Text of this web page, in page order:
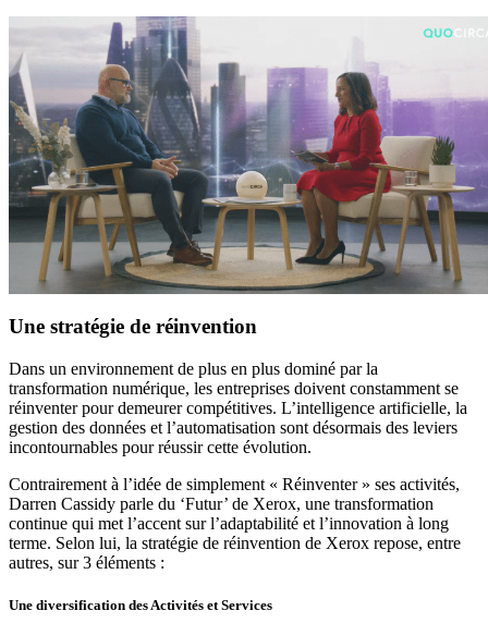
Une stratégie de réinvention
Dans un environnement de plus en plus dominé par la
transformation numérique, les entreprises doivent constamment se
réinventer pour demeurer compétitives. L’intelligence artificielle, la
gestion des données et l’automatisation sont désormais des leviers
incontournables pour réussir cette évolution.
Contrairement à l’idée de simplement « Réinventer » ses activités,
Darren Cassidy parle du ‘Futur’ de Xerox, une transformation
continue qui met l’accent sur l’adaptabilité et l’innovation à long
terme. Selon lui, la stratégie de réinvention de Xerox repose, entre
autres, sur 3 éléments :
Une diversification des Activités et Services